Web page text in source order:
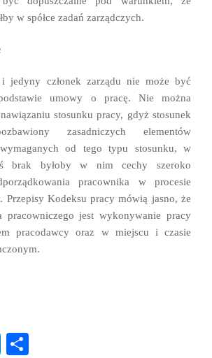
w spółce zadań zarządczych.
jedyny członek zarządu nie może być
umowy o pracę. Nie można
stosunku pracy, gdyż stosunek
zasadniczych elementów
od tego typu stosunku, w
brak byłoby w nim cechy szeroko
pracownika w procesie
Przepisy Kodeksu pracy mówią jasno, że
pracowniczego jest wykonywanie pracy
pracodawcy oraz w miejscu i czasie
Li